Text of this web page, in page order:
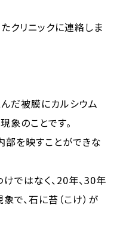
クリニックに連絡しま
だ被膜にカルシウム
象のことです。
を映すことができな
ではなく、20年、30年
で、石に苔（こけ）が